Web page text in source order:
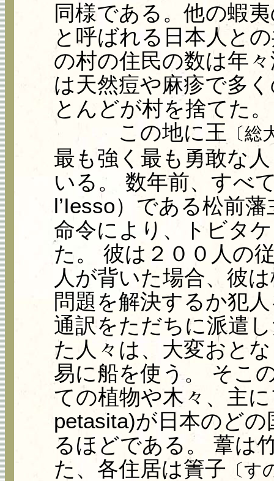
同様である。他の蝦
と呼ばれる日本人と
の村の住民の数は年
は天然痘や麻疹で多
とんどが村を捨てた。
この地に王 〔総
最も強く最も勇敢な
いる。 数年前、すべ
l’Iesso）である松前
命令により、トビタ
た。 彼は２００人の
人が背いた場合、彼
問題を解決するか犯
通訳をただちに派遣
た人々は、大変おと
易に船を使う。 そこ
ての植物や木々、主
petasita)が日本のど
るほどである。 葦は
た、各住居は簀子 〔す